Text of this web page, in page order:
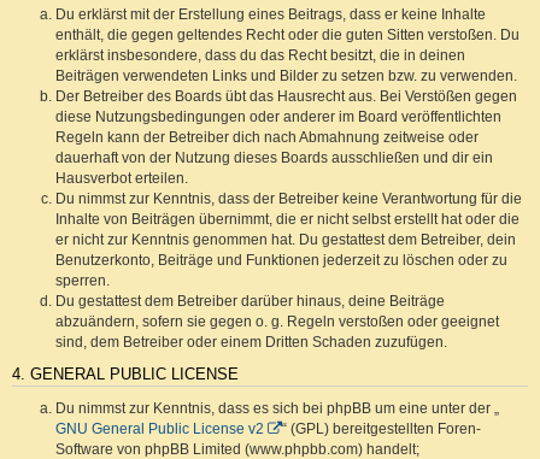
Du erklärst mit der Erstellung eines Beitrags, dass er keine Inhalte
enthält, die gegen geltendes Recht oder die guten Sitten verstoßen. Du
erklärst insbesondere, dass du das Recht besitzt, die in deinen
Beiträgen verwendeten Links und Bilder zu setzen bzw. zu verwenden.
Der Betreiber des Boards übt das Hausrecht aus. Bei Verstößen gegen
diese Nutzungsbedingungen oder anderer im Board veröffentlichten
Regeln kann der Betreiber dich nach Abmahnung zeitweise oder
dauerhaft von der Nutzung dieses Boards ausschließen und dir ein
Hausverbot erteilen.
Du nimmst zur Kenntnis, dass der Betreiber keine Verantwortung für die
Inhalte von Beiträgen übernimmt, die er nicht selbst erstellt hat oder die
er nicht zur Kenntnis genommen hat. Du gestattest dem Betreiber, dein
Benutzerkonto, Beiträge und Funktionen jederzeit zu löschen oder zu
sperren.
Du gestattest dem Betreiber darüber hinaus, deine Beiträge
abzuändern, sofern sie gegen o. g. Regeln verstoßen oder geeignet
sind, dem Betreiber oder einem Dritten Schaden zuzufügen.
4. GENERAL PUBLIC LICENSE
Du nimmst zur Kenntnis, dass es sich bei phpBB um eine unter der „
GNU General Public License v2
“ (GPL) bereitgestellten Foren-
Software von phpBB Limited (www.phpbb.com) handelt;